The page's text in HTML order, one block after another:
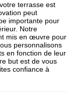
terrasse est
peut
importante pour
Notre
mis en œuvre pour
personnalisons
en fonction de leur
but est de vous
confiance à